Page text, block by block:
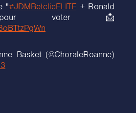
"#JDMBetclicELITE + Ronald
voter 📩
Basket (@ChoraleRoanne)